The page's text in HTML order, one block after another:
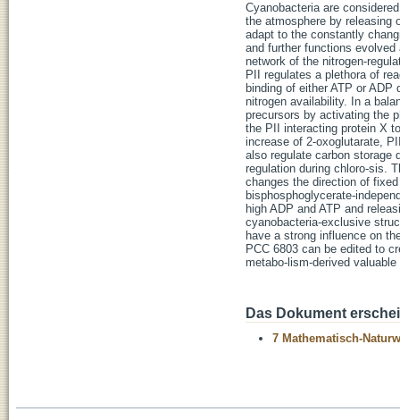
Cyanobacteria are
the atmosphere by releasing
adapt to the constantly
and further functions
network of the nitrogen-
PII regulates a plethora of
binding of either ATP or
nitrogen availability. In a
precursors by activating the
the PII interacting protein X
increase of 2-oxoglutarate,
also regulate carbon storage
regulation during chloro-sis.
changes the direction of
bisphosphoglycerate-
high ADP and ATP and
cyanobacteria-exclusive
have a strong influence on
PCC 6803 can be edited to
metabo-lism-derived
Das Dokument
7 Mathematisch-